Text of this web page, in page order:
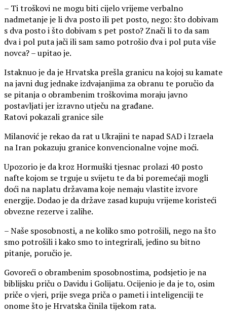
– Ti troškovi ne mogu biti cijelo vrijeme verbalno
nadmetanje je li dva posto ili pet posto, nego: što dobivam
s dva posto i što dobivam s pet posto? Znači li to da sam
dva i pol puta jači ili sam samo potrošio dva i pol puta više
novca? – upitao je.
Istaknuo je da je Hrvatska prešla granicu na kojoj su kamate
na javni dug jednake izdvajanjima za obranu te poručio da
se pitanja o obrambenim troškovima moraju javno
postavljati jer izravno utječu na građane.
Ratovi pokazali granice sile
Milanović je rekao da rat u Ukrajini te napad SAD i Izraela
na Iran pokazuju granice konvencionalne vojne moći.
Upozorio je da kroz Hormuški tjesnac prolazi 40 posto
nafte kojom se trguje u svijetu te da bi poremećaji mogli
doći na naplatu državama koje nemaju vlastite izvore
energije. Dodao je da države zasad kupuju vrijeme koristeći
obvezne rezerve i zalihe.
– Naše sposobnosti, a ne koliko smo potrošili, nego na što
smo potrošili i kako smo to integrirali, jedino su bitno
pitanje, poručio je.
Govoreći o obrambenim sposobnostima, podsjetio je na
biblijsku priču o Davidu i Golijatu. Ocijenio je da je to, osim
priče o vjeri, prije svega priča o pameti i inteligenciji te
onome što je Hrvatska činila tijekom rata.